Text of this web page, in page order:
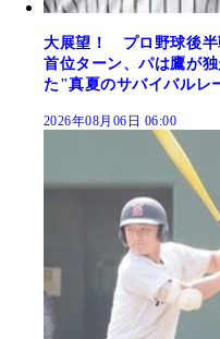
大展望！ プロ野球後半
首位ターン、パは鷹が
た"真夏のサバイバルレ
2026年08月06日 06:00